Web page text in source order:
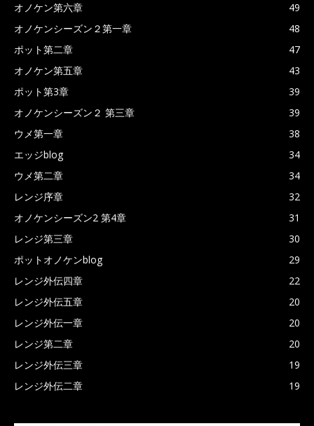
オノケン第六章
49
オノケンシーズン２第一章
48
ポット第二章
47
オノケン第五章
43
ポット第3章
39
オノケンシーズン２ 第三章
39
ウメ第一章
38
エッジblog
34
ウメ第二章
34
レンジ序章
32
オノケンシーズン2 第4章
31
レンジ第三章
30
ポットオノケンblog
29
レンジ外伝四章
22
レンジ外伝五章
20
レンジ外伝一章
20
レンジ第二章
20
レンジ外伝三章
19
レンジ外伝二章
19